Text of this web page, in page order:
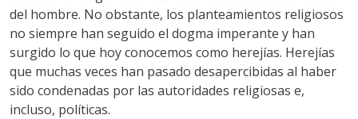
del hombre. No obstante, los planteamientos religiosos
no siempre han seguido el dogma imperante y han
surgido lo que hoy conocemos como herejías. Herejías
que muchas veces han pasado desapercibidas al haber
sido condenadas por las autoridades religiosas e,
incluso, políticas.